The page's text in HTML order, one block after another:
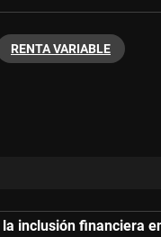
RENTA VARIABLE
inclusión financiera